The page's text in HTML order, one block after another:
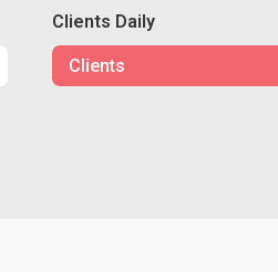
Clients Daily
Clients